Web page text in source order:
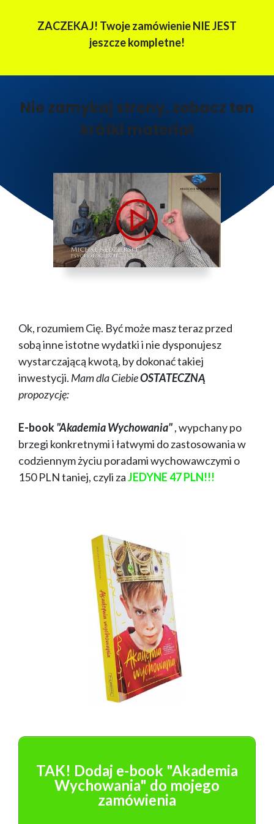
ZACZEKAJ! Twoje zamówienie NIE JEST
jeszcze kompletne!
Nie zamykaj strony, zobacz ten
krótki materiał
Ok, rozumiem Cię. Być może masz teraz przed
sobą inne istotne wydatki i nie dysponujesz
wystarczającą kwotą, by dokonać takiej
inwestycji. Mam dla CiebieOSTATECZNĄ
propozycję:
E-book"Akademia Wychowania", wypchany po
brzegi konkretnymi i łatwymi do zastosowania w
codziennym życiu poradami wychowawczymi o
150 PLN taniej, czyli zaJEDYNE 47 PLN!!!
TAK! Dodaj e-book "Akademia
Wychowania" do mojego
zamówienia